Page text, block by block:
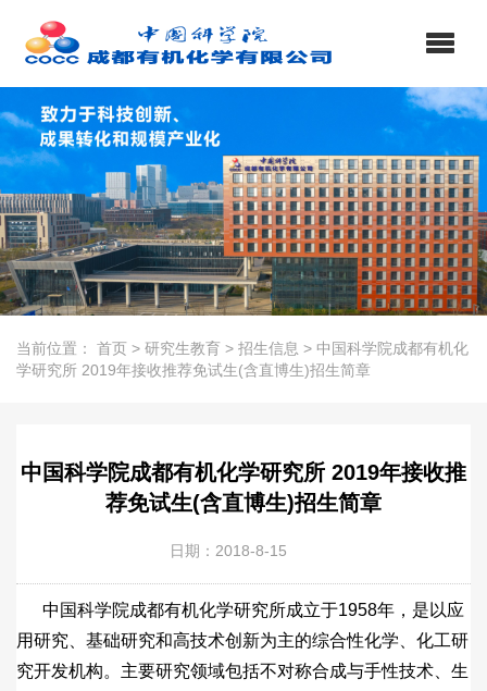
当前位置： 首页 > 研究生教育 > 招生信息 > 中国科学院成都有机化
学研究所 2019年接收推荐免试生(含直博生)招生简章
中国科学院成都有机化学研究所 2019年接收推
荐免试生(含直博生)招生简章
日期：2018-8-15
中国科学院成都有机化学研究所成立于1958年，是以应
用研究、基础研究和高技术创新为主的综合性化学、化工研
究开发机构。主要研究领域包括不对称合成与手性技术、生